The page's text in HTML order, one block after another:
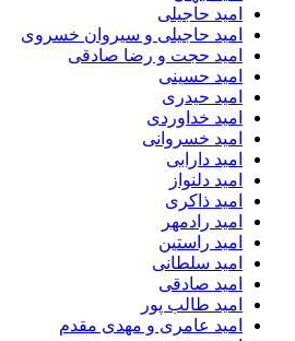
امید حاجیلی
امید حاجیلی و سیروان خسروی
امید حجت و رضا صادقی
امید حسینی
امید حیدری
امید خداوردی
امید خسروانی
امید دارابی
امید دلنواز
امید ذاکری
امید رادمهر
امید راستین
امید سلطانی
امید صادقی
امید طالب پور
امید عامری و مهدی مقدم